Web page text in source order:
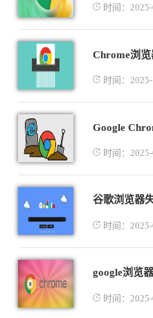
时间：
时间：
时间：
时间：
时间：